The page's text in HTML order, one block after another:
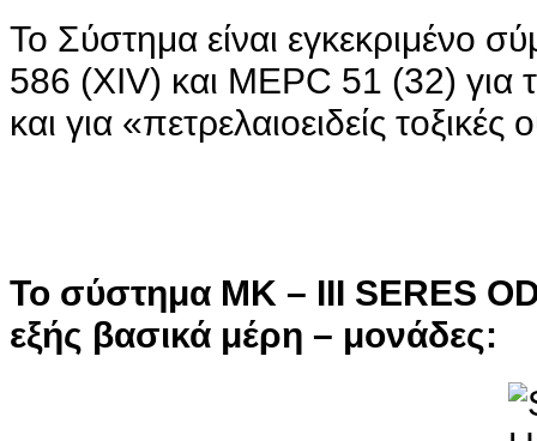
Το Σύστημα είναι εγκεκριμένο
586 (XIV) και MEPC 51 (32) για
και για «πετρελαιοειδείς τοξικές
Το σύστημα MK – III SERES
εξής βασικά μέρη – μονάδες: